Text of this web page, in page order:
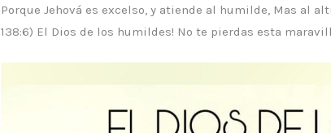
Porque Jehová es excelso, y atiende al humilde, Mas al
138:6) El Dios de los humildes! No te pierdas esta